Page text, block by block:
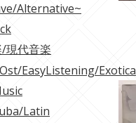
Alternative~
現代音楽
EasyListening/Exotica
Latin